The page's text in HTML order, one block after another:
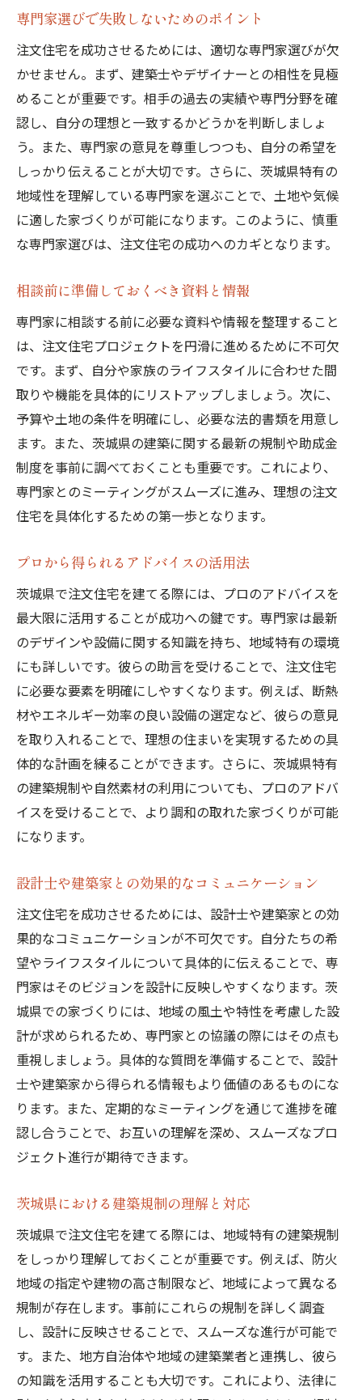
専門家選びで失敗しないためのポイント
注文住宅を成功させるためには、適切な専門家選びが欠
かせません。まず、建築士やデザイナーとの相性を見極
めることが重要です。相手の過去の実績や専門分野を確
認し、自分の理想と一致するかどうかを判断しましょ
う。また、専門家の意見を尊重しつつも、自分の希望を
しっかり伝えることが大切です。さらに、茨城県特有の
地域性を理解している専門家を選ぶことで、土地や気候
に適した家づくりが可能になります。このように、慎重
な専門家選びは、注文住宅の成功へのカギとなります。
相談前に準備しておくべき資料と情報
専門家に相談する前に必要な資料や情報を整理すること
は、注文住宅プロジェクトを円滑に進めるために不可欠
です。まず、自分や家族のライフスタイルに合わせた間
取りや機能を具体的にリストアップしましょう。次に、
予算や土地の条件を明確にし、必要な法的書類を用意し
ます。また、茨城県の建築に関する最新の規制や助成金
制度を事前に調べておくことも重要です。これにより、
専門家とのミーティングがスムーズに進み、理想の注文
住宅を具体化するための第一歩となります。
プロから得られるアドバイスの活用法
茨城県で注文住宅を建てる際には、プロのアドバイスを
最大限に活用することが成功への鍵です。専門家は最新
のデザインや設備に関する知識を持ち、地域特有の環境
にも詳しいです。彼らの助言を受けることで、注文住宅
に必要な要素を明確にしやすくなります。例えば、断熱
材やエネルギー効率の良い設備の選定など、彼らの意見
を取り入れることで、理想の住まいを実現するための具
体的な計画を練ることができます。さらに、茨城県特有
の建築規制や自然素材の利用についても、プロのアドバ
イスを受けることで、より調和の取れた家づくりが可能
になります。
設計士や建築家との効果的なコミュニケーション
注文住宅を成功させるためには、設計士や建築家との効
果的なコミュニケーションが不可欠です。自分たちの希
望やライフスタイルについて具体的に伝えることで、専
門家はそのビジョンを設計に反映しやすくなります。茨
城県での家づくりには、地域の風土や特性を考慮した設
計が求められるため、専門家との協議の際にはその点も
重視しましょう。具体的な質問を準備することで、設計
士や建築家から得られる情報もより価値のあるものにな
ります。また、定期的なミーティングを通じて進捗を確
認し合うことで、お互いの理解を深め、スムーズなプロ
ジェクト進行が期待できます。
茨城県における建築規制の理解と対応
茨城県で注文住宅を建てる際には、地域特有の建築規制
をしっかり理解しておくことが重要です。例えば、防火
地域の指定や建物の高さ制限など、地域によって異なる
規制が存在します。事前にこれらの規制を詳しく調査
し、設計に反映させることで、スムーズな進行が可能で
す。また、地方自治体や地域の建築業者と連携し、彼ら
の知識を活用することも大切です。これにより、法律に